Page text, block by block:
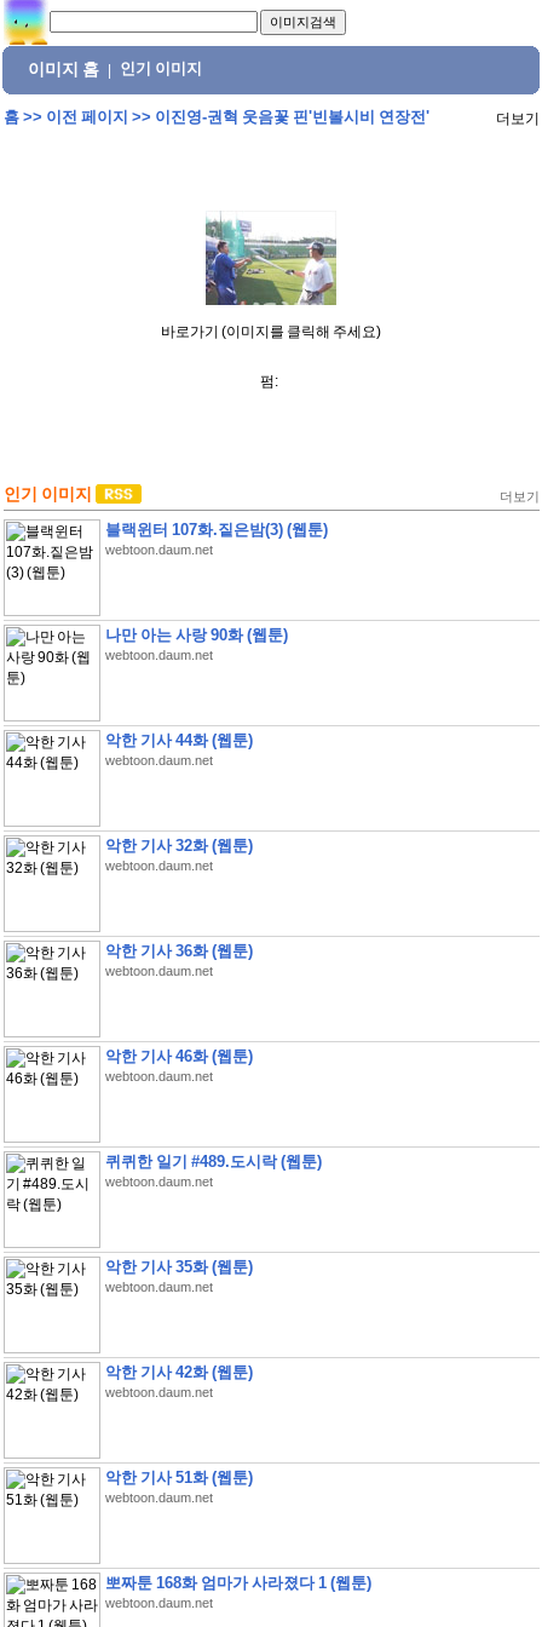
이미지 홈 인기 이미지
홈>> 이전 페이지 >> 이진영-권혁 웃음꽃 핀'빈볼시비 연장전' 더보기
바로가기 (이미지를 클릭해 주세요)
펌:
인기 이미지 더보기
블랙윈터 107화.짙은밤(3) (웹툰)
webtoon.daum.net
나만 아는 사랑 90화 (웹툰)
webtoon.daum.net
악한 기사 44화 (웹툰)
webtoon.daum.net
악한 기사 32화 (웹툰)
webtoon.daum.net
악한 기사 36화 (웹툰)
webtoon.daum.net
악한 기사 46화 (웹툰)
webtoon.daum.net
퀴퀴한 일기 #489.도시락 (웹툰)
webtoon.daum.net
악한 기사 35화 (웹툰)
webtoon.daum.net
악한 기사 42화 (웹툰)
webtoon.daum.net
악한 기사 51화 (웹툰)
webtoon.daum.net
뽀짜툰 168화 엄마가 사라졌다 1 (웹툰)
webtoon.daum.net